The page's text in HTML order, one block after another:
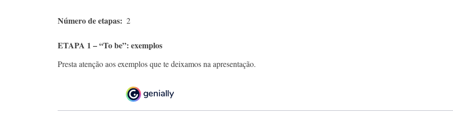
Número de etapas 2
ETAPA 1 – “To be”: exemplos
Presta atenção aos exemplos que te deixamos na apresentação.